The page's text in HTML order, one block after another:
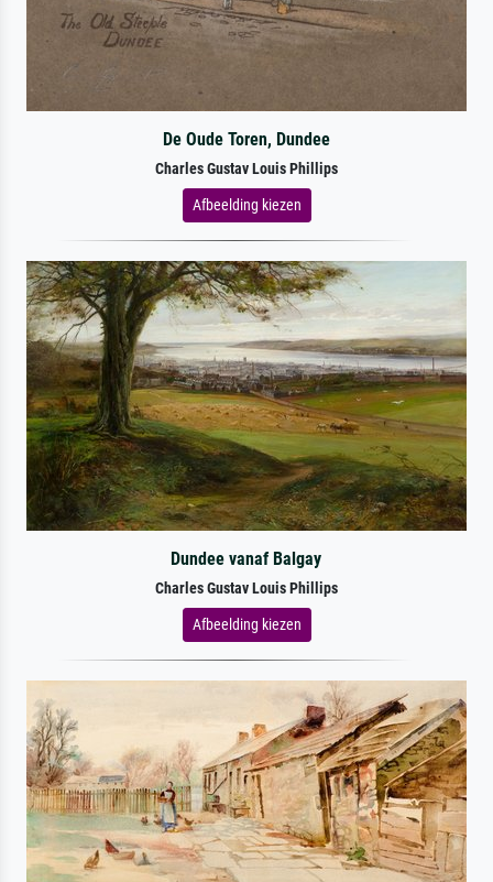
De Oude Toren, Dundee
Charles Gustav Louis Phillips
Afbeelding kiezen
Dundee vanaf Balgay
Charles Gustav Louis Phillips
Afbeelding kiezen